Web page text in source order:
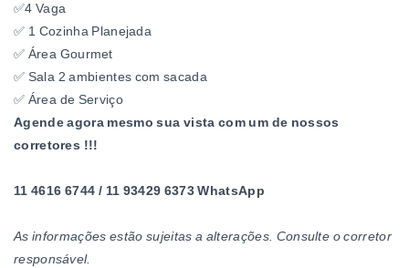
✅4 Vaga
✅ 1 Cozinha Planejada
✅ Área Gourmet
✅ Sala 2 ambientes com sacada
✅ Área de Serviço
Agende agora mesmo sua vista com um de nossos
corretores !!!
11 4616 6744 / 11 93429 6373 WhatsApp
As informações estão sujeitas a alterações. Consulte o corretor
responsável.